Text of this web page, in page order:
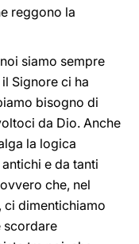
reggono la
siamo sempre
Signore ci ha
bisogno di
da Dio. Anche
la logica
e da tanti
che, nel
ci dimentichiamo
scordare